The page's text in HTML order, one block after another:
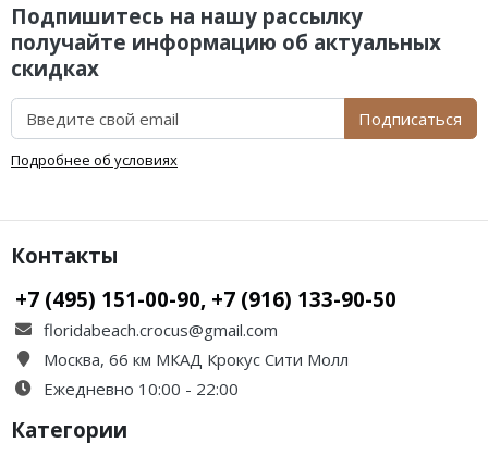
Подпишитесь на нашу рассылку
получайте информацию об актуальных
скидках
Подписаться
Подробнее об условиях
Контакты
+7 (495) 151-00-90, +7 (916) 133-90-50
floridabeach.crocus@gmail.com
Москва, 66 км МКАД Крокус Сити Молл
Ежедневно 10:00 - 22:00
Категории